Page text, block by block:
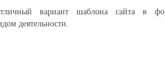
вариант шаблона сайта в
деятельности.